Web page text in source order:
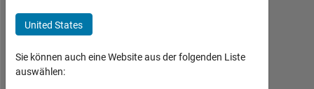
mehr
als 3
Jahre
United States
Sie können auch eine Website aus der folgenden Liste
auswählen: